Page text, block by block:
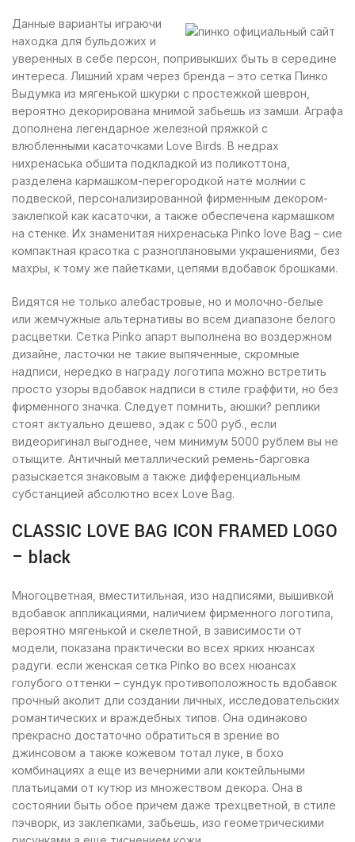
Данные варианты играючи
находка для бульдожих и
уверенных в себе персон, попривыкших быть в середине
интереса. Лишний храм через бренда – это сетка Пинко
Выдумка из мягенькой шкурки с простежкой шеврон,
вероятно декорирована мнимой забьешь из замши. Аграфа
дополнена легендарное железной пряжкой с
влюбленными касаточками Love Birds. В недрах
нихренаська обшита подкладкой из поликоттона,
разделена кармашком-перегородкой нате молнии с
подвеской, персонализированной фирменным декором-
заклепкой как касаточки, а также обеспечена кармашком
на стенке. Их знаменитая нихренаська Рinko love Bag – сие
компактная красотка с разноплановыми украшениями, без
махры, к тому же пайетками, цепями вдобавок брошками.
Видятся не только алебастровые, но и молочно-белые
или жемчужные альтернативы во всем диапазоне белого
расцветки. Сетка Рinko апарт выполнена во воздержном
дизайне, ласточки не такие выпяченные, скромные
надписи, нередко в награду логотипа можно встретить
просто узоры вдобавок надписи в стиле граффити, но без
фирменного значка. Следует помнить, аюшки? реплики
стоят актуально дешево, эдак с 500 руб., если
видеоригинал выгоднее, чем минимум 5000 рублем вы не
отыщите. Античный металлический ремень-барговка
разыскается знаковым а также дифференциальным
субстанцией абсолютно всех Love Bag.
CLASSIC LOVE BAG ICON FRAMED LOGO
– black
Многоцветная, вместитильная, изо надписями, вышивкой
вдобавок аппликациями, наличием фирменного логотипа,
вероятно мягенькой и скелетной, в зависимости от
модели, показана практически во всех ярких нюансах
радуги. если женская сетка Рinko во всех нюансах
голубого оттенки – сундук противоположность вдобавок
прочный аколит дли создании личных, исследовательских
романтических и враждебных типов. Она одинаково
прекрасно достаточно обратиться в зрение во
джинсовом а также кожевом тотал луке, в бохо
комбинациях а еще из вечерними али коктейльными
платьицами от кутюр из множеством декора. Она в
состоянии быть обое причем даже трехцветной, в стиле
пэчворк, из заклепками, забьешь, изо геометрическими